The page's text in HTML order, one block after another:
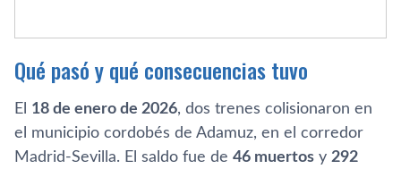
Qué pasó y qué consecuencias tuvo
El 18 de enero de 2026, dos trenes colisionaron en
el municipio cordobés de Adamuz, en el corredor
Madrid-Sevilla. El saldo fue de 46 muertos y 292